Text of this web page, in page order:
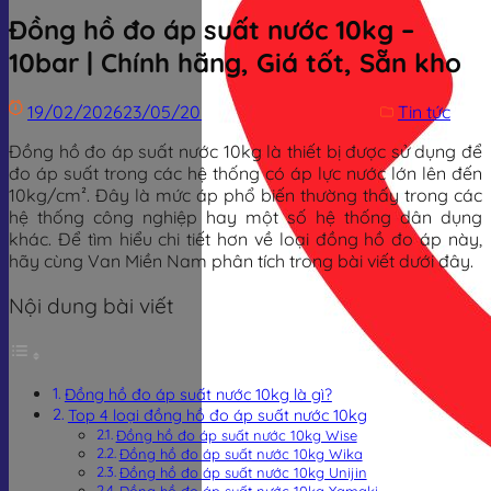
Đồng hồ đo áp suất nước 10kg –
10bar | Chính hãng, Giá tốt, Sẵn kho
19/02/202623/05/2026
Tin tức
Đồng hồ đo áp suất nước 10kg là thiết bị được sử dụng để
đo áp suất trong các hệ thống có áp lực nước lớn lên đến
10kg/cm². Đây là mức áp phổ biến thường thấy trong các
hệ thống công nghiệp hay một số hệ thống dân dụng
khác. Để tìm hiểu chi tiết hơn về loại đồng hồ đo áp này,
hãy cùng Van Miền Nam phân tích trong bài viết dưới đây.
Nội dung bài viết
Đồng hồ đo áp suất nước 10kg là gì?
Top 4 loại đồng hồ đo áp suất nước 10kg
Đồng hồ đo áp suất nước 10kg Wise
Đồng hồ đo áp suất nước 10kg Wika
Đồng hồ đo áp suất nước 10kg Unijin